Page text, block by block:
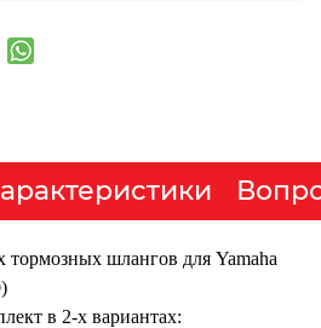
тормозных шлангов для Yamaha
в 2-х вариантах: